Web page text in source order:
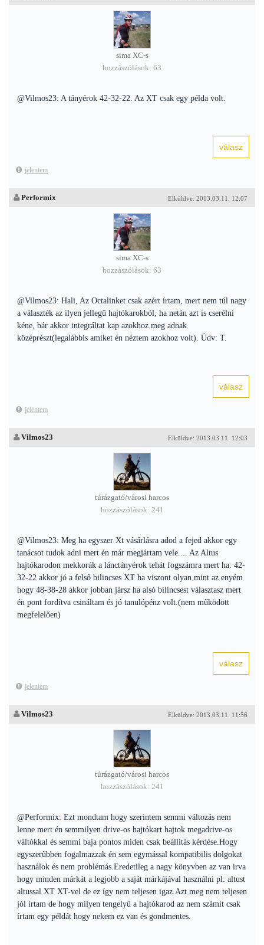
sima XC-s
hozzászólások: 63
@Vilmos23: A tányérok 42-32-22. Az XT csak egy példa volt.
jelentem
Elküldve: 2013.03.11. 12:07
Performix
sima XC-s
hozzászólások: 63
@Vilmos23: Hali, Az Octalinket csak azért írtam, mert nem túl nagy
a választék az ilyen jellegű hajtókarokból, ha netán azt is cserélni
kéne, bár akkor integráltat kap azokhoz meg adnak
középrészt(legalábbis amiket én néztem azokhoz volt). Üdv: T.
jelentem
Elküldve: 2013.03.11. 12:03
Vilmos23
túrázgató/városi harcos
hozzászólások: 241
@Vilmos23: Meg ha egyszer Xt vásárlásra adod a fejed akkor egy
tanácsot tudok adni mert én már megjártam vele.... Az Altus
hajtókarodon mekkorák a lánctányérok tehát fogszámra mert ha: 42-
32-22 akkor jó a felső bilincses XT ha viszont olyan mint az enyém
hogy 48-38-28 akkor jobban jársz ha alsó bilincsest választasz mert
én pont fordítva csináltam és jó tanulópénz volt.(nem működött
megfelelően)
jelentem
Elküldve: 2013.03.11. 11:56
Vilmos23
túrázgató/városi harcos
hozzászólások: 241
@Performix: Ezt mondtam hogy szerintem semmi változás nem
lenne mert én semmilyen drive-os hajtókart hajtok megadrive-os
váltókkal és semmi baja pontos miden csak beállítás kérdése.Hogy
egyszerűbben fogalmazzak én sem egymással kompatibilis dolgokat
használok és nem problémás.Eredetileg a nagy könyvben az van irva
hogy minden márkát a legjobb a saját márkájával használni pl: altust
altussal XT XT-vel de ez így nem teljesen igaz.Azt meg nem teljesen
jól írtam de hogy milyen tengelyű a hajtókarod az nem számít csak
írtam egy példát hogy nekem ez van és gondmentes.